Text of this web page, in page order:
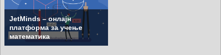
JetMinds – онлајн
платформа за учење
математика